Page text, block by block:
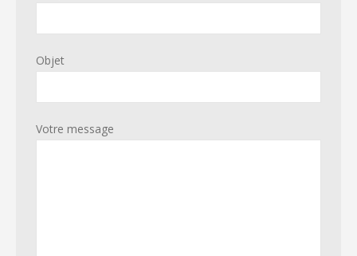
Objet
Votre message